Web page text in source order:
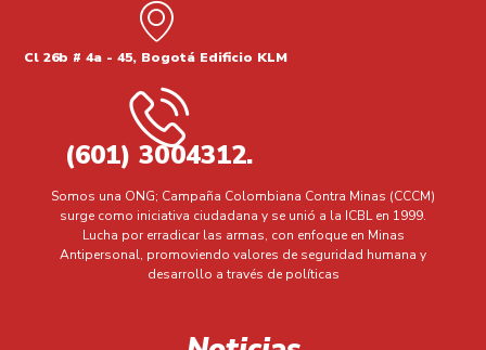
Cl 26b # 4a - 45, Bogotá Edificio KLM
(601) 3004312.
Somos una ONG; Campaña Colombiana Contra Minas (CCCM)
surge como iniciativa ciudadana y se unió a la ICBL en 1999.
Lucha por erradicar las armas, con enfoque en Minas
Antipersonal, promoviendo valores de seguridad humana y
desarrollo a través de políticas